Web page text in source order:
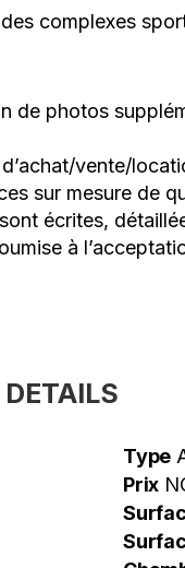
complexes
de photos
vente/
sur mesure de
écrites,
à
DETAILS
Type
Prix